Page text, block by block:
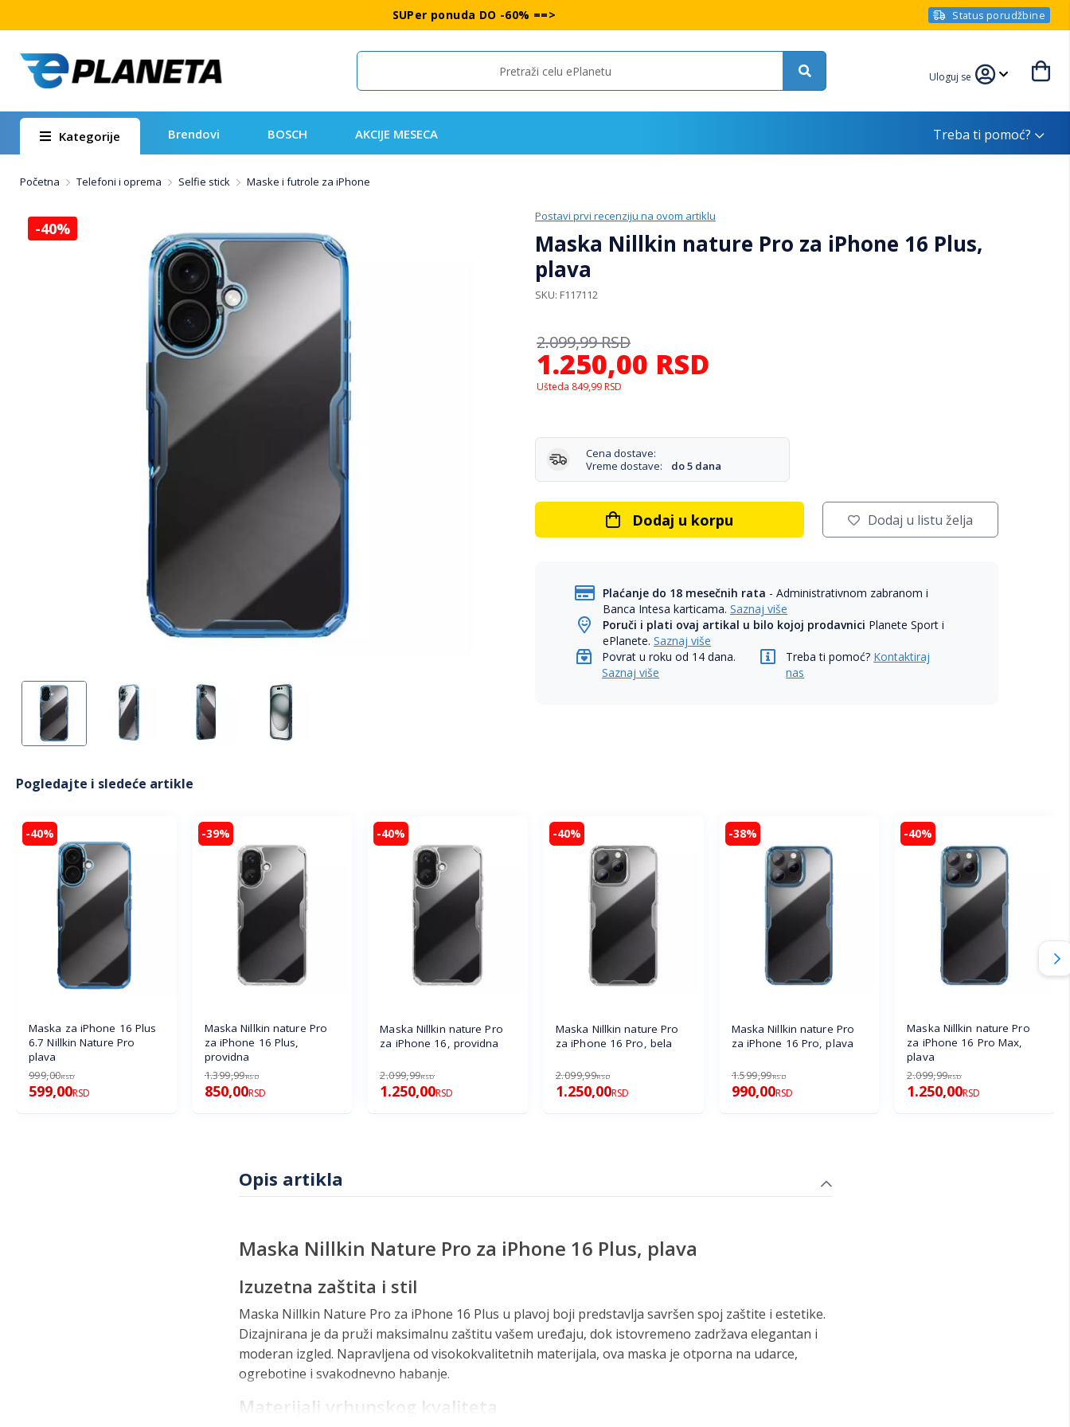
SUPer ponuda DO -60% ==> Status porudžbine
Search Uloguj se
Kategorije Brendovi BOSCH AKCIJE MESECA Treba ti pomoć?
Početna Telefoni i oprema Selfie stick Maske i futrole za iPhone
Postavi prvi recenziju na ovom artiklu
Maska Nillkin nature Pro za iPhone 16 Plus,
plava
SKU F117112
1.250,00 RSD
2.099,99RSD
Ušteda 849,99 RSD
Cena dostave:
Vreme dostave:
do 5 dana
Dodaj u korpu Dodaj u listu želja
Plaćanje do 18 mesečnih rata - Administrativnom zabranom i
Banca Intesa karticama.Saznaj više
Poruči i plati ovaj artikal u bilo kojoj prodavnici Planete Sport i
ePlanete.Saznaj više
Povrat u roku od 14 dana.
Saznaj više
Treba ti pomoć? Kontaktiraj
nas
-40%
Pogledajte i sledeće artikle
-40%
Maska za iPhone 16 Plus
6.7 Nillkin Nature Pro
plava
999,00RSD
599,00RSD
-39%
Maska Nillkin nature Pro
za iPhone 16 Plus,
providna
1.399,99RSD
850,00RSD
-40%
Maska Nillkin nature Pro
za iPhone 16, providna
2.099,99RSD
1.250,00RSD
-40%
Maska Nillkin nature Pro
za iPhone 16 Pro, bela
2.099,99RSD
1.250,00RSD
-38%
Maska Nillkin nature Pro
za iPhone 16 Pro, plava
1.599,99RSD
990,00RSD
-40%
Maska Nillkin nature Pro
za iPhone 16 Pro Max,
plava
2.099,99RSD
1.250,00RSD
Opis artikla
Maska Nillkin Nature Pro za iPhone 16 Plus, plava
Izuzetna zaštita i stil
Maska Nillkin Nature Pro za iPhone 16 Plus u plavoj boji predstavlja savršen spoj zaštite i estetike.
Dizajnirana je da pruži maksimalnu zaštitu vašem uređaju, dok istovremeno zadržava elegantan i
moderan izgled. Napravljena od visokokvalitetnih materijala, ova maska je otporna na udarce,
ogrebotine i svakodnevno habanje.
Materijali vrhunskog kvaliteta